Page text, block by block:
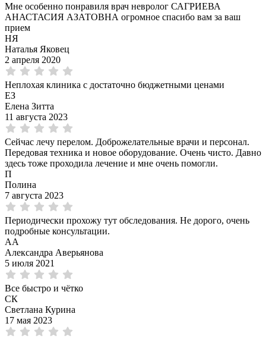
Мне особенно понравиля врач невролог САГРИЕВА
АНАСТАСИЯ АЗАТОВНА огромное спасибо вам за ваш
прием
НЯ
Наталья Яковец
2 апреля 2020
Неплохая клиника с достаточно бюджетными ценами
ЕЗ
Елена Зитта
11 августа 2023
Сейчас лечу перелом. Доброжелательные врачи и персонал.
Передовая техника и новое оборудование. Очень чисто. Давно
здесь тоже проходила лечение и мне очень помогли.
П
Полина
7 августа 2023
Периодически прохожу тут обследования. Не дорого, очень
подробные консультации.
АА
Александра Аверьянова
5 июля 2021
Все быстро и чётко
СК
Светлана Курина
17 мая 2023